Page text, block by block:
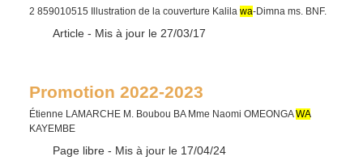
2 859010515 Illustration de la couverture Kalila wa-Dimna ms. BNF.
Type :
Article - Mis à jour le 27/03/17
Promotion 2022-2023
Étienne LAMARCHE M. Boubou BA Mme Naomi OMEONGAWA
KAYEMBE
Type :
Page libre - Mis à jour le 17/04/24